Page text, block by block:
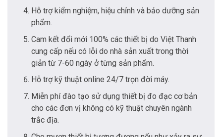
Hỗ trợ kiểm nghiệm, hiệu chỉnh và bảo dưỡng sản
phẩm.
Cam kết đổi mới 100% các thiết bị do Việt Thanh
cung cấp nếu có lỗi do nhà sản xuất trong thời
giản từ 7-60 ngày ở từng sản phẩm.
Hỗ trợ kỹ thuật online 24/7 trọn đời máy.
Miễn phí đào tạo sử dụng thiết bị đo đạc cơ bản
cho các đơn vị không có kỹ thuật chuyên ngành
trắc địa.